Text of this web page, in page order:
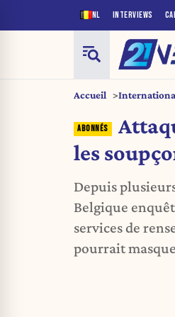
NL INTERVIEWS
Accueil
les
Depuis
Belgique
services de
pourrait